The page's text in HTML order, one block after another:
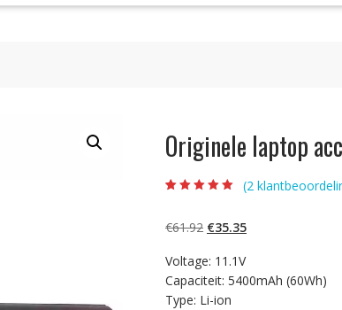
Originele laptop
gebaseerd op
klantbeoordelinge
(2
€61.92 Oorspronkelijke
was:
€61.92.
€35.35Huidige
€35.35.
Voltage: 11.1V
Capaciteit: 5400mAh (60Wh)
Type: Li-ion